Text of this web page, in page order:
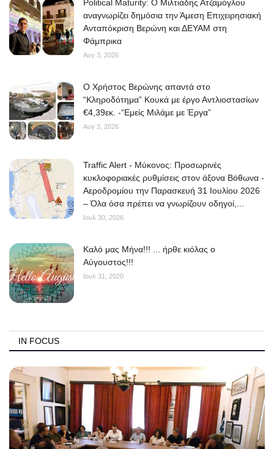
Political Maturity: Ο Μιλτιάδης Ατζαμόγλου
αναγνωρίζει δημόσια την Άμεση Επιχειρησιακή
Ανταπόκριση Βερώνη και ΔΕΥΑΜ στη
Φάμπρικα
Αυγ 3, 2026
O Χρήστος Βερώνης απαντά στο
“Κληροδότημα” Κουκά με έργο Αντλιοστασίων
€4,39εκ. -“Εμείς Μιλάμε με Έργα”
Αυγ 3, 2026
Traffic Alert - Μύκονος: Προσωρινές
κυκλοφοριακές ρυθμίσεις στον άξονα Βόθωνα -
Αεροδρομίου την Παρασκευή 31 Ιουλίου 2026
– Όλα όσα πρέπει να γνωρίζουν οδηγοί,...
Ιουλ 30, 2026
Kαλό μας Μήνα!!! ... ήρθε κιόλας ο
Αύγουστος!!!
Ιουλ 31, 2020
IN FOCUS